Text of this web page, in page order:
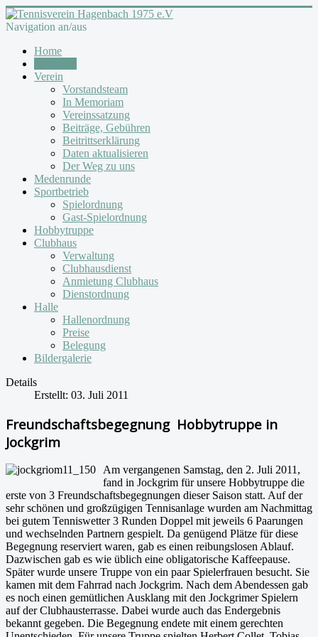
Navigation an/aus
Home
Verein
Vorstandsteam
In Memoriam
Vereinssatzung
Beiträge, Gebühren
Beitrittserklärung
Daten aktualisieren
Der Weg zu uns
Medenrunde
Sportbetrieb
Spielordnung
Gast-Spielordnung
Hobbytruppe
Clubhaus
Verwaltung
Clubhausdienst
Anmietung Clubhaus
Dienstordnung
Halle
Hallenordnung
Preise
Belegung
Bildergalerie
Details
Erstellt: 03. Juli 2011
Freundschaftsbegegnung Hobbytruppe in
Jockgrim
Am vergangenen Samstag, den 2. Juli 2011,
fand in Jockgrim für unsere Hobbytruppe die
erste von 3 Freundschaftsbegegnungen dieser Saison statt. Auf der
sehr schönen und großzügigen Tennisanlage wurden am Nachmittag
bei gutem Tenniswetter 3 Runden Doppel mit jeweils 6 Paarungen
und wechselnden Partnern gespielt. Da genügend Plätze für diese
Begegnung reserviert waren, gab es einen reibungslosen Ablauf.
Dazwischen gab es wie üblich eine obligatorische Kaffeepause.
Später wurde unsere Truppe von ein paar Spielerfrauen besucht. Sie
kamen mit dem Fahrrad nach Jockgrim. Nach dem Abendessen gab
es noch einen gemütlichen Ausklang mit den Jockgrimer Spielern
auf der Clubhausterrasse. Dabei wurde auch das Endergebnis
bekannt gegeben. Die Begegnung endete mit einem gerechten